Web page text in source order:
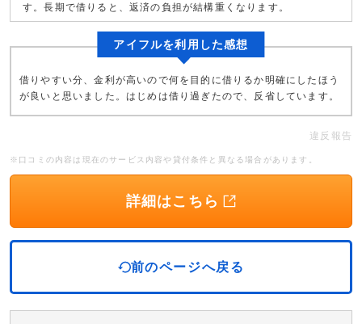
す。長期で借りると、返済の負担が結構重くなります。
アイフルを利用した感想
借りやすい分、金利が高いので何を目的に借りるか明確にしたほう
が良いと思いました。はじめは借り過ぎたので、反省しています。
違反報告
※口コミの内容は現在のサービス内容や貸付条件と異なる場合があります。
詳細はこちら
前のページへ戻る